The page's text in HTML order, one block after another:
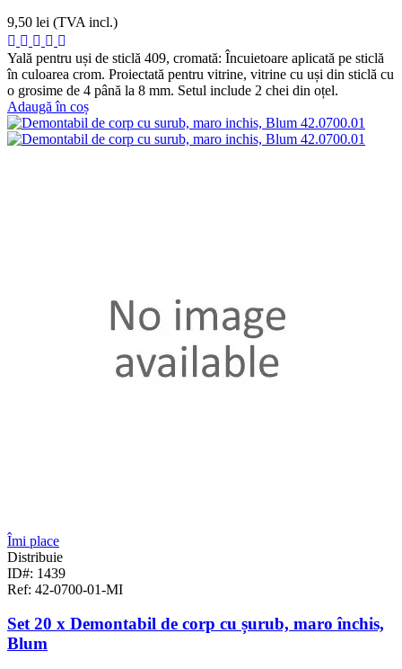
9,50 lei (TVA incl.)
Yală pentru uși de sticlă 409, cromată: Încuietoare aplicată pe sticlă
în culoarea crom. Proiectată pentru vitrine, vitrine cu uși din sticlă cu
o grosime de 4 până la 8 mm. Setul include 2 chei din oțel.
Adaugă în coș
Îmi place
Distribuie
ID#: 1439
Ref: 42-0700-01-MI
Set 20 x Demontabil de corp cu șurub, maro închis,
Blum